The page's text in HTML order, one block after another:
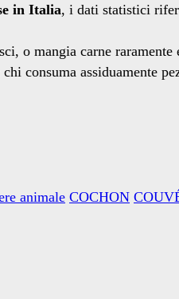
in Italia, i dati statistici
o mangia carne
consuma assiduamente
animale COCHON